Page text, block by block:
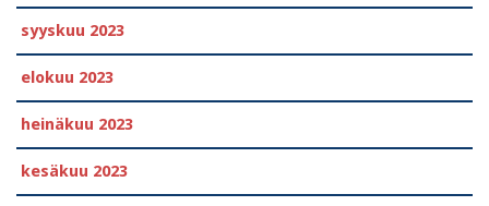
syyskuu 2023
elokuu 2023
heinäkuu 2023
kesäkuu 2023